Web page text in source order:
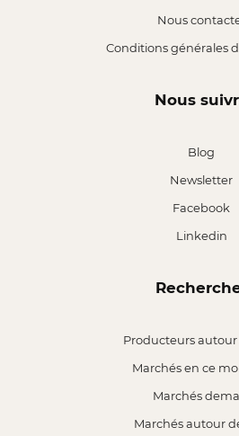
Nous
Conditions générales
Nous
Blog
Newsletter
Facebook
Linkedin
Producteurs
Marchés en ce
Marchés
Marchés autour